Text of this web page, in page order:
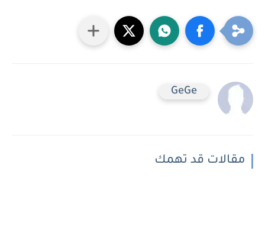
GeGe
مقالات قد تهمك